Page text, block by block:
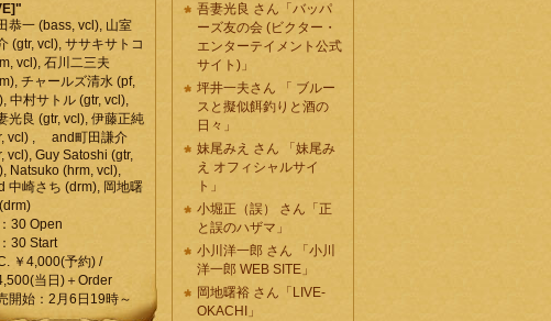
恭一 (bass, vcl), 山室
(gtr, vcl), ササキサトコ
vcl), 石川二三夫
チャールズ清水 (pf,
中村サトル (gtr, vcl),
光良 (gtr, vcl), 伊藤正純
vcl) , and町田謙介
vcl), Guy Satoshi (gtr,
Natsuko (hrm, vcl),
中崎さち (drm), 岡地曙
30 Open
30 Start
￥4,000(予約) /
当日)＋Order
開始：2月6日19時～
吾妻光良 さん「バッパ
ーズ友の会 (ビクター・
エンターテイメント公式
サイト)」
坪井一夫さん 「 ブルー
スと擬似餌釣りと酒の
日々」
妹尾みえ さん 「妹尾み
え オフィシャルサイ
ト」
小堀正（誤） さん「正
と誤のハザマ」
小川洋一郎 さん 「小川
洋一郎 WEB SITE」
岡地曙裕 さん「LIVE-
OKACHI」